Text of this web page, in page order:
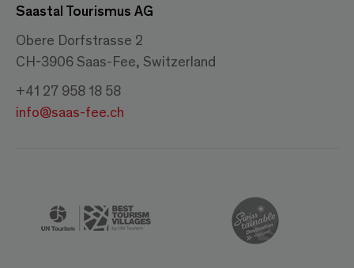
Saastal Tourismus AG
Obere Dorfstrasse 2
CH-3906 Saas-Fee, Switzerland
+41 27 958 18 58
info@saas-fee.ch